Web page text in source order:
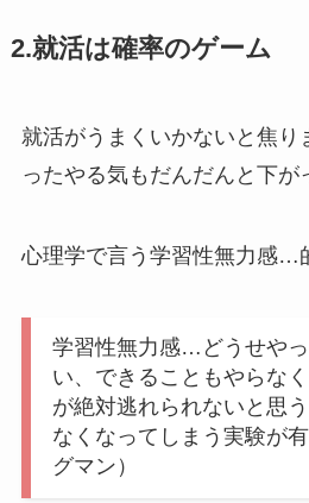
2.就活は確率のゲーム
就活がうまくいかないと焦り
ったやる気もだんだんと下が
心理学で言う学習性無力感…
学習性無力感…どうせや
い、できることもやらな
が絶対逃れられないと思
なくなってしまう実験が
グマン）